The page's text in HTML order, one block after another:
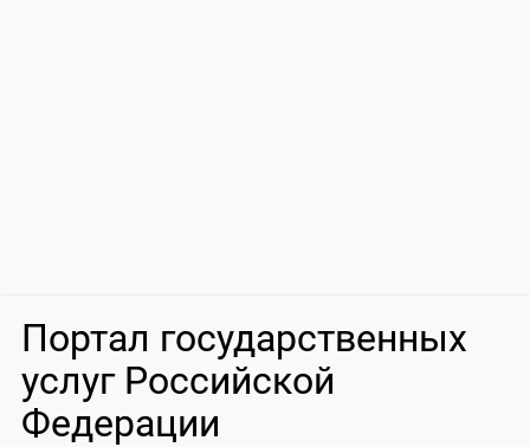
Портал государственных
услуг Российской
Федерации